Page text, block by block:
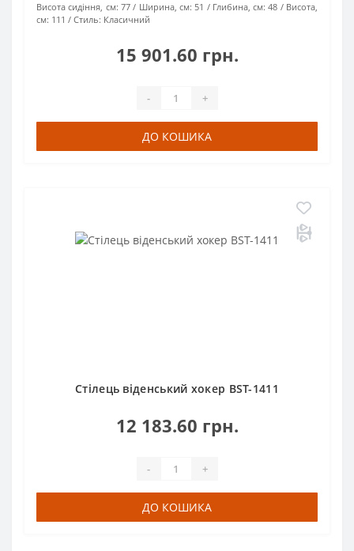
Висота сидіння, см: 77 Ширина, см: 51 Глибина, см: 48
Висота,
см: 111 Стиль: Класичний
15 901.60 грн.
- +
ДО КОШИКА
Стілець віденський хокер BST-1411
12 183.60 грн.
- +
ДО КОШИКА